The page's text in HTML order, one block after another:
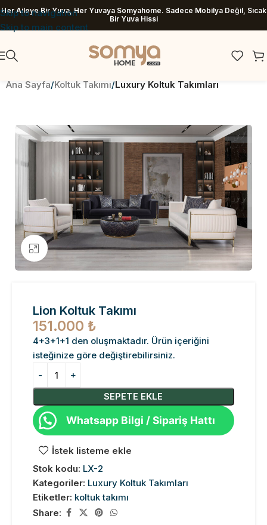
Skip to navigation
Skip to main content
Her Aileye Bir Yuva, Her Yuvaya Somyahome. Sadece Mobilya Değil, Sıcak
Bir Yuva Hissi
Ana Sayfa Koltuk Takımı Luxury Koltuk Takımları
Büyütmek için tıklayın
Lion Koltuk Takımı
151.000 ₺
4+3+1+1 den oluşmaktadır. Ürün içeriğini
isteğinize göre değiştirebilirsiniz.
SEPETE EKLE
Whatsapp Bilgi / Sipariş Hattı
İstek listeme ekle
Stok kodu: LX-2
Kategoriler: Luxury Koltuk Takımları
Etiketler: koltuk takımı
Share: